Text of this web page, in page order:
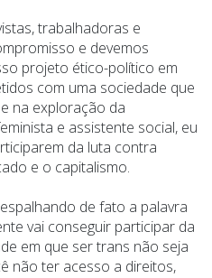
trabalhadoras e
e devemos
projeto ético-político em
com uma sociedade que
na exploração da
e assistente social, eu
da luta contra
e o capitalismo.
de fato a palavra
vai conseguir participar da
em que ser trans não seja
não ter acesso a direitos,